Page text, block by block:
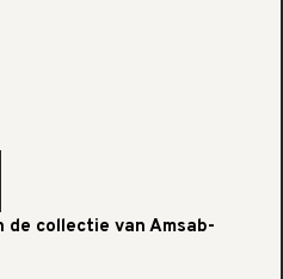
de collectie van Amsab-